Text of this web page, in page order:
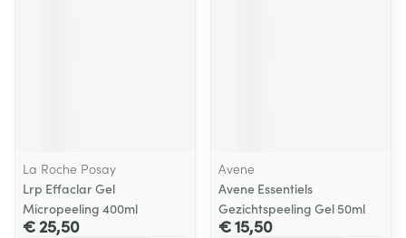
La Roche Posay
Lrp Effaclar Gel
Micropeeling 400ml
€ 25,50
Avene
Avene Essentiels
Gezichtspeeling Gel 50ml
€ 15,50